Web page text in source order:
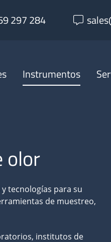
297 284
Instrumentos
olor
tecnologías para su
de muestreo,
institutos de